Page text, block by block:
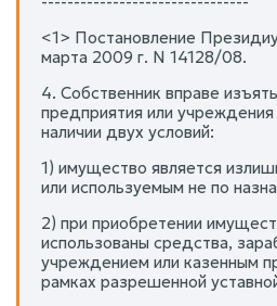
<1> Постановление
марта 2009 г. N 14128/08.
4. Собственник вправе
предприятия или
наличии двух условий:
1) имущество является
или используемым не по
2) при приобретении
использованы средства,
учреждением или казенным
рамках разрешенной